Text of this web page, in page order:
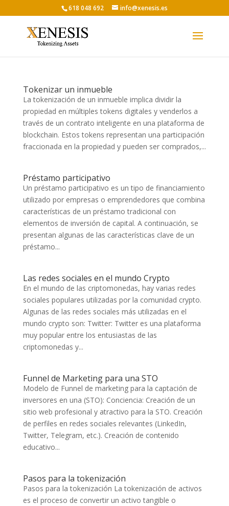
618 048 692 info@xenesis.es
Tokenizar un inmueble
La tokenización de un inmueble implica dividir la
propiedad en múltiples tokens digitales y venderlos a
través de un contrato inteligente en una plataforma de
blockchain. Estos tokens representan una participación
fraccionada en la propiedad y pueden ser comprados,...
Préstamo participativo
Un préstamo participativo es un tipo de financiamiento
utilizado por empresas o emprendedores que combina
características de un préstamo tradicional con
elementos de inversión de capital. A continuación, se
presentan algunas de las características clave de un
préstamo...
Las redes sociales en el mundo Crypto
En el mundo de las criptomonedas, hay varias redes
sociales populares utilizadas por la comunidad crypto.
Algunas de las redes sociales más utilizadas en el
mundo crypto son: Twitter: Twitter es una plataforma
muy popular entre los entusiastas de las
criptomonedas y...
Funnel de Marketing para una STO
Modelo de Funnel de marketing para la captación de
inversores en una (STO): Conciencia: Creación de un
sitio web profesional y atractivo para la STO. Creación
de perfiles en redes sociales relevantes (LinkedIn,
Twitter, Telegram, etc.). Creación de contenido
educativo...
Pasos para la tokenización
Pasos para la tokenización La tokenización de activos
es el proceso de convertir un activo tangible o